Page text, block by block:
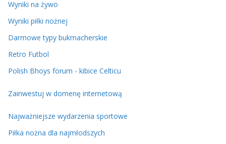
Wyniki na żywo
Wyniki piłki nożnej
Darmowe typy bukmacherskie
Retro Futbol
Polish Bhoys forum - kibice Celticu
Zainwestuj w domenę internetową
Najważniejsze wydarzenia sportowe
Piłka nożna dla najmłodszych